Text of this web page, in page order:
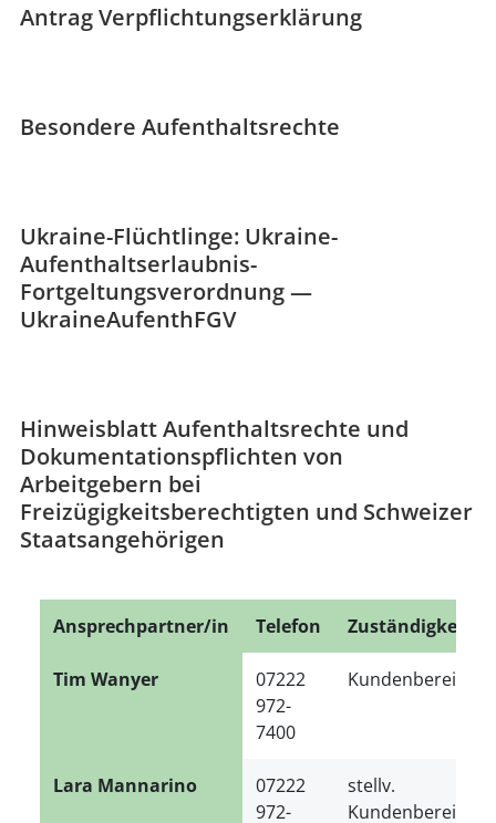
Antrag Verpflichtungserklärung
Besondere Aufenthaltsrechte
Ukraine-Flüchtlinge: Ukraine-
Aufenthaltserlaubnis-
Fortgeltungsverordnung —
UkraineAufenthFGV
Hinweisblatt Aufenthaltsrechte und
Dokumentationspflichten von
Arbeitgebern bei
Freizügigkeitsberechtigten und Schweizer
Staatsangehörigen
Ansprechpartner/in Telefon Zuständigkeit
Tim Wanyer
07222
972-
7400
Lara Mannarino
07222
972-
stellv.